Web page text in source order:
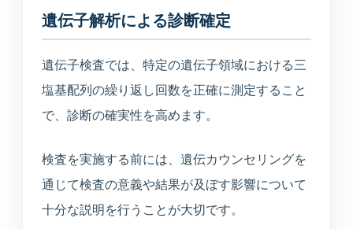
遺伝子解析による診断確定
遺伝子検査では、特定の遺伝子領域における三
塩基配列の繰り返し回数を正確に測定すること
で、診断の確実性を高めます。
検査を実施する前には、遺伝カウンセリングを
通じて検査の意義や結果が及ぼす影響について
十分な説明を行うことが大切です。